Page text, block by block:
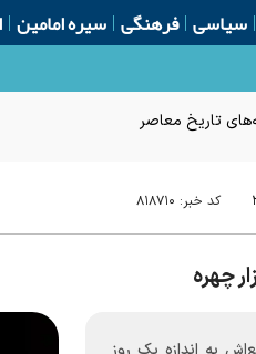
سیاسی فرهنگی سیره امامین
تاریخ معاصر
کد خبر: ۸۱۸۷۱۰
چهره